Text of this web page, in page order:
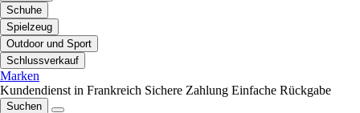
Schuhe
Spielzeug
Outdoor und Sport
Schlussverkauf
Marken
Kundendienst in Frankreich Sichere Zahlung Einfache Rückgabe
Suchen